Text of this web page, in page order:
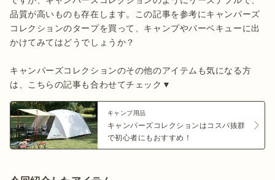
品質が高いものも存在します。この記事を参考にキャンパーズ
コレクションのタープを買って、キャンプやバーベキューに出
かけてみてはどうでしょうか？
キャンパーズコレクションのその他のアイテムも気になる方
は、こちらの記事も合わせてチェック▼
キャンプ用品
キャンパーズコレクションはコスパ抜群
で初心者にもおすすめ！